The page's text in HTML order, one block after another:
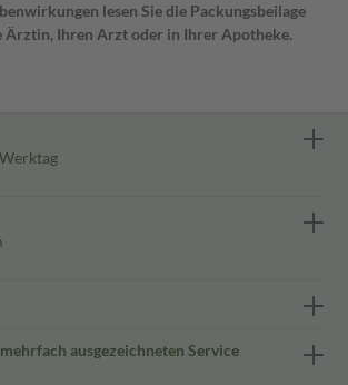
lesen Sie die Packungsbeilage
Ärztin, Ihren Arzt oder in Ihrer Apotheke.
ausgezeichneten Service